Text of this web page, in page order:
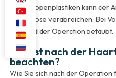
oder Lappenplastiken kann der
Vollnarkose verabreichen. Bei
während der Operation betäubt.
Was ist nach der
beachten?
Wie Sie sich nach der Operation